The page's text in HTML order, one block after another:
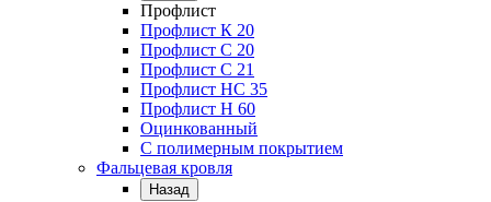
Профлист
Профлист К 20
Профлист С 20
Профлист C 21
Профлист НС 35
Профлист Н 60
Оцинкованный
С полимерным покрытием
Фальцевая кровля
Назад